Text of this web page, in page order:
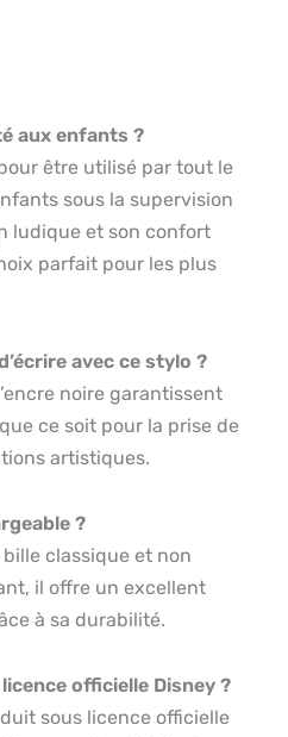
aux enfants ?
être utilisé par tout le
sous la supervision
ludique et son confort
parfait pour les plus
avec ce stylo ?
noire garantissent
ce soit pour la prise de
artistiques.
?
classique et non
il offre un excellent
à sa durabilité.
officielle Disney ?
sous licence officielle